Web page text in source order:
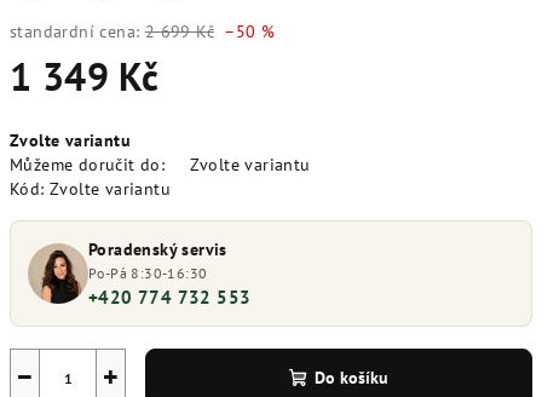
standardní cena: 2 699 Kč –50 %
1 349 Kč
cena:
Zvolte variantu
Můžeme doručit do:
Zvolte variantu
Kód: Zvolte variantu
Poradenský servis
Po-Pá 8:30-16:30
+420 774 732 553
+
− Do košíku